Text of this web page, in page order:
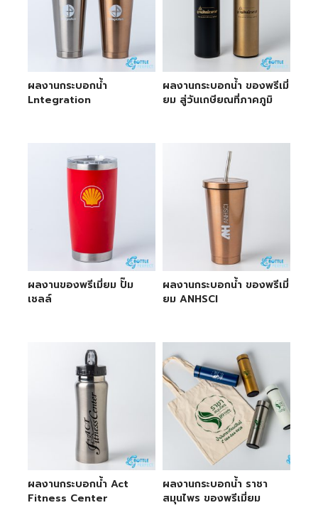
ผลงานกระบอกน้ำ
Lntegration
ผลงานกระบอกน้ำ ของพรีเมี่
ยม สู่วันเกษียณที่ภาคภูมิ
ผลงานของพรีเมี่ยม ปั๊ม
เชลล์
ผลงานกระบอกน้ำ ของพรีเมี่
ยม ANHSCI
ผลงานกระบอกน้ำ Act
Fitness Center
ผลงานกระบอกน้ำ ราชา
สมุนไพร ของพรีเมี่ยม